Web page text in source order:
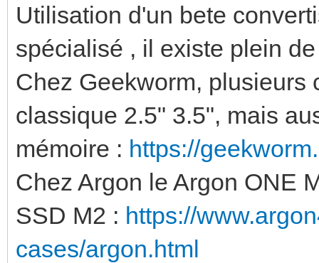
Utilisation d'un bete
spécialisé , il existe plein
Chez Geekworm, plusieurs
classique 2.5" 3.5", mais
mémoire : https://
Chez Argon le Argon ONE
SSD M2 : https://
cases/argon.html